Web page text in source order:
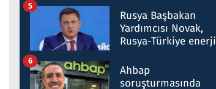
Rusya Başbakan
Yardımcısı Novak,
Rusya-Türkiye enerji
nitelikte olduğunu
belirtti
5
Ahbap
soruşturmasında
6